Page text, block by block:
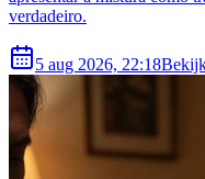
verdadeiro.
5 aug 2026, 22:18